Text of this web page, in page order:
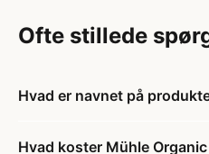
Ofte stillede
Hvad er navnet på
Hvad koster Mühle